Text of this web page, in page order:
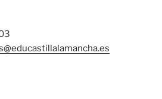
educastillalamancha.es